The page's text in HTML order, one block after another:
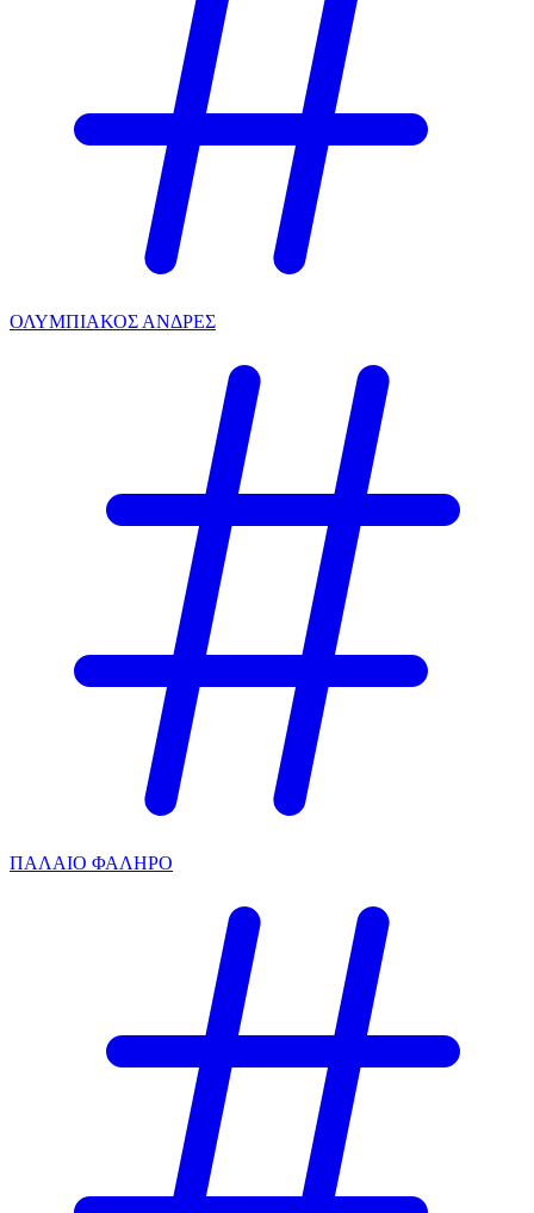
ΟΛΥΜΠΙΑΚΟΣ ΑΝΔΡΕΣ
ΠΑΛΑΙΟ ΦΑΛΗΡΟ